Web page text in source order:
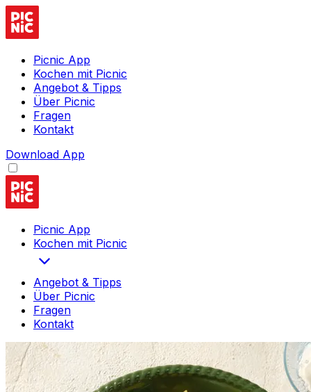
Picnic App
Kochen mit Picnic
Angebot & Tipps
Über Picnic
Fragen
Kontakt
Download App
Picnic App
Kochen mit Picnic
Angebot & Tipps
Über Picnic
Fragen
Kontakt